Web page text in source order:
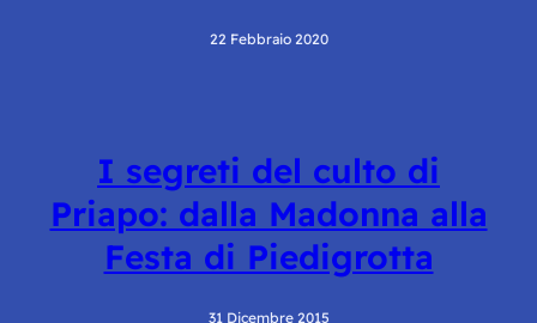
22 Febbraio 2020
I segreti del culto di
Priapo: dalla Madonna alla
Festa di Piedigrotta
31 Dicembre 2015